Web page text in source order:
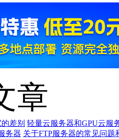
章
差别 轻量云服务器和GPU云服
务器 关于FTP服务器的常见问题